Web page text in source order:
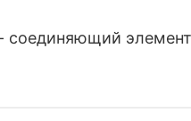
соединяющий элемент